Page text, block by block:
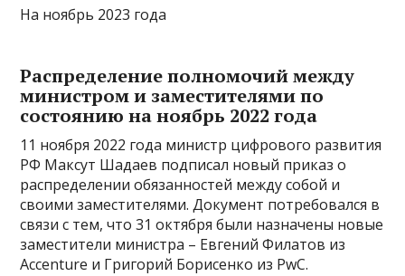
На ноябрь 2023 года
Распределение полномочий между
министром и заместителями по
состоянию на ноябрь 2022 года
11 ноября 2022 года министр цифрового развития
РФ Максут Шадаев подписал новый приказ о
распределении обязанностей между собой и
своими заместителями. Документ потребовался в
связи с тем, что 31 октября были назначены новые
заместители министра – Евгений Филатов из
Accenture и Григорий Борисенко из PwC.